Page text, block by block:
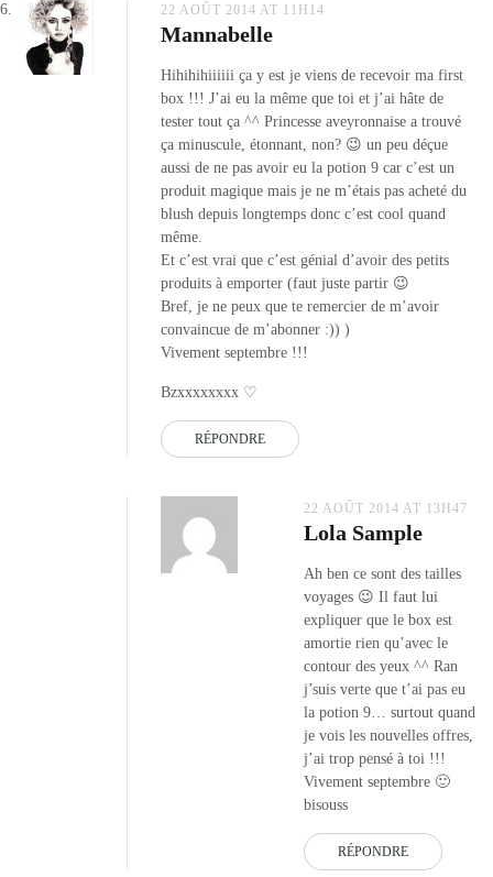
22 AOÛT 2014 AT 11H14
Mannabelle
Hihihihiiiiii ça y est je viens de recevoir ma first
box !!! J’ai eu la même que toi et j’ai hâte de
tester tout ça ^^ Princesse aveyronnaise a trouvé
ça minuscule, étonnant, non? 😉 un peu déçue
aussi de ne pas avoir eu la potion 9 car c’est un
produit magique mais je ne m’étais pas acheté du
blush depuis longtemps donc c’est cool quand
même.
Et c’est vrai que c’est génial d’avoir des petits
produits à emporter (faut juste partir 😉
Bref, je ne peux que te remercier de m’avoir
convaincue de m’abonner :)) )
Vivement septembre !!!
Bzxxxxxxxx ♡
RÉPONDRE
22 AOÛT 2014 AT 13H47
Lola Sample
Ah ben ce sont des tailles
voyages 😉 Il faut lui
expliquer que le box est
amortie rien qu’avec le
contour des yeux ^^ Ran
j’suis verte que t’ai pas eu
la potion 9… surtout quand
je vois les nouvelles offres,
j’ai trop pensé à toi !!!
Vivement septembre 🙂
bisouss
RÉPONDRE